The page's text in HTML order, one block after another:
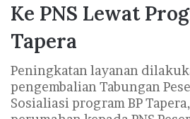
Ke PNS Lewat
Tapera
Peningkatan layanan
pengembalian Tabungan
Sosialiasi program BP